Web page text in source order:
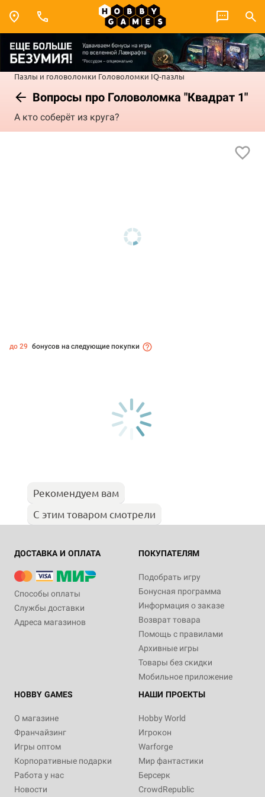
Пазлы и головоломки Головоломки IQ-пазлы
Вопросы про Головоломка "Квадрат 1"
А кто соберёт из круга?
до 29 бонусов на следующие покупки
Рекомендуем вам
С этим товаром смотрели
ДОСТАВКА И ОПЛАТА
Способы оплаты
Службы доставки
Адреса магазинов
ПОКУПАТЕЛЯМ
Подобрать игру
Бонусная программа
Информация о заказе
Возврат товара
Помощь с правилами
Архивные игры
Товары без скидки
Мобильное приложение
HOBBY GAMES
О магазине
Франчайзинг
Игры оптом
Корпоративные подарки
Работа у нас
Новости
НАШИ ПРОЕКТЫ
Hobby World
Игрокон
Warforge
Мир фантастики
Берсерк
CrowdRepublic